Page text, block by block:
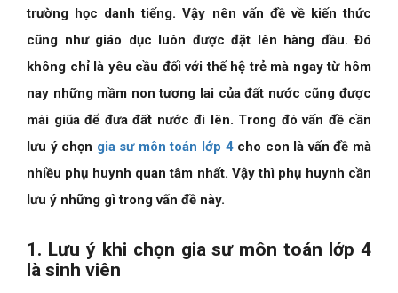
trường học danh tiếng. Vậy nên vấn đề về kiến thức
cũng như giáo dục luôn được đặt lên hàng đầu. Đó
không chỉ là yêu cầu đối với thế hệ trẻ mà ngay từ hôm
nay những mầm non tương lai của đất nước cũng được
mài giũa để đưa đất nước đi lên. Trong đó vấn đề cần
lưu ý chọn gia sư môn toán lớp 4cho con là vấn đề mà
nhiều phụ huynh quan tâm nhất. Vậy thì phụ huynh cần
lưu ý những gì trong vấn đề này.
1. Lưu ý khi chọn gia sư môn toán lớp 4
là sinh viên